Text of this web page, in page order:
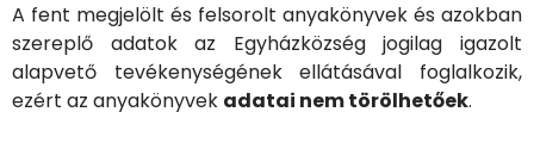
A fent megjelölt és felsorolt anyakönyvek és azokban
szereplő adatok az Egyházközség jogilag igazolt
alapvető tevékenységének ellátásával foglalkozik,
ezért az anyakönyvek adatai nem törölhetőek.